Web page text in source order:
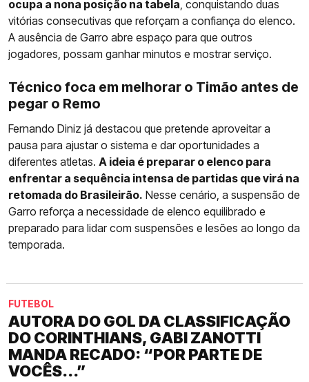
ocupa a nona posição na tabela , conquistando duas
vitórias consecutivas que reforçam a confiança do elenco.
A ausência de Garro abre espaço para que outros
jogadores, possam ganhar minutos e mostrar serviço.
Técnico foca em melhorar o Timão antes de
pegar o Remo
Fernando Diniz já destacou que pretende aproveitar a
pausa para ajustar o sistema e dar oportunidades a
diferentes atletas. A ideia é preparar o elenco para
enfrentar a sequência intensa de partidas que virá na
retomada do Brasileirão. Nesse cenário, a suspensão de
Garro reforça a necessidade de elenco equilibrado e
preparado para lidar com suspensões e lesões ao longo da
temporada.
FUTEBOL
AUTORA DO GOL DA CLASSIFICAÇÃO
DO CORINTHIANS, GABI ZANOTTI
MANDA RECADO: “POR PARTE DE
VOCÊS...”